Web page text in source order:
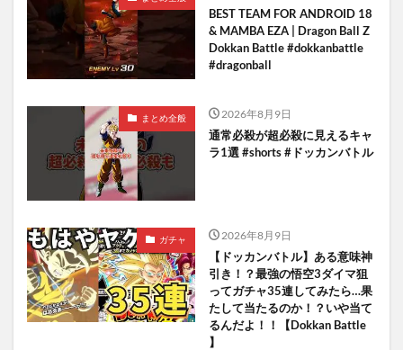
BEST TEAM FOR ANDROID 18
& MAMBA EZA | Dragon Ball Z
Dokkan Battle #dokkanbattle
#dragonball
まとめ全般 2026年8月9日
通常必殺が超必殺に見えるキャ
ラ1選 #shorts #ドッカンバトル
ガチャ 2026年8月9日
【ドッカンバトル】ある意味神
引き！？最強の悟空3ダイマ狙
ってガチャ35連してみたら…果
たして当たるのか！？いや当て
るんだよ！！【Dokkan Battle
】